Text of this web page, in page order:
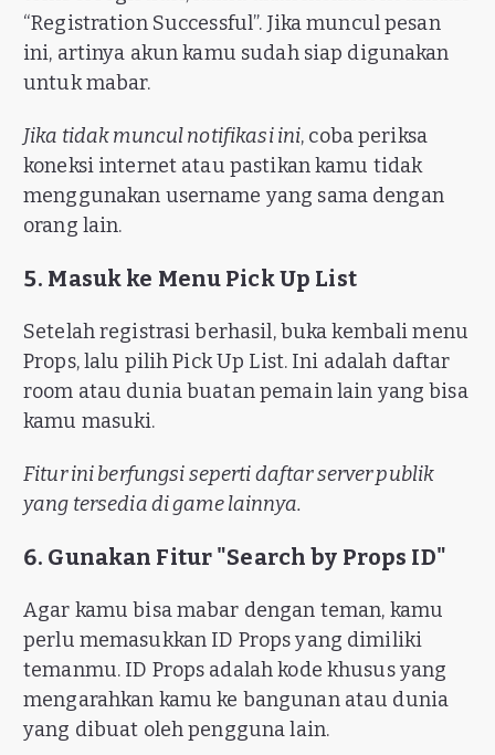
“Registration Successful”. Jika muncul pesan
ini, artinya akun kamu sudah siap digunakan
untuk mabar.
Jika tidak muncul notifikasi ini, coba periksa
koneksi internet atau pastikan kamu tidak
menggunakan username yang sama dengan
orang lain.
5. Masuk ke Menu Pick Up List
Setelah registrasi berhasil, buka kembali menu
Props, lalu pilih Pick Up List. Ini adalah daftar
room atau dunia buatan pemain lain yang bisa
kamu masuki.
Fitur ini berfungsi seperti daftar server publik
yang tersedia di game lainnya.
6. Gunakan Fitur "Search by Props ID"
Agar kamu bisa mabar dengan teman, kamu
perlu memasukkan ID Props yang dimiliki
temanmu. ID Props adalah kode khusus yang
mengarahkan kamu ke bangunan atau dunia
yang dibuat oleh pengguna lain.